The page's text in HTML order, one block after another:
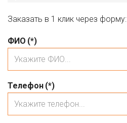
Заказать в 1 клик через форму:
ФИО (*)
Телефон (*)